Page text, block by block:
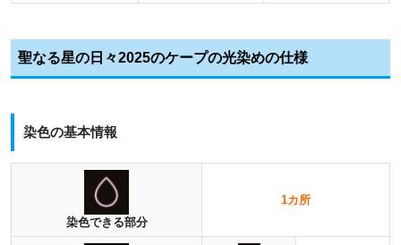
聖なる星の日々2025のケープの光染めの仕様
染色の基本情報
染色できる部分
1カ所